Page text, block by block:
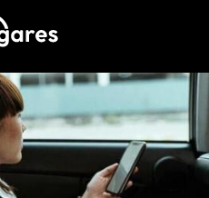
Recherche
Location de voiture
Hôtels